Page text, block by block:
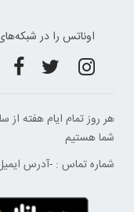
اوناتس را در
شما هستیم
شماره تماس : -آدرس